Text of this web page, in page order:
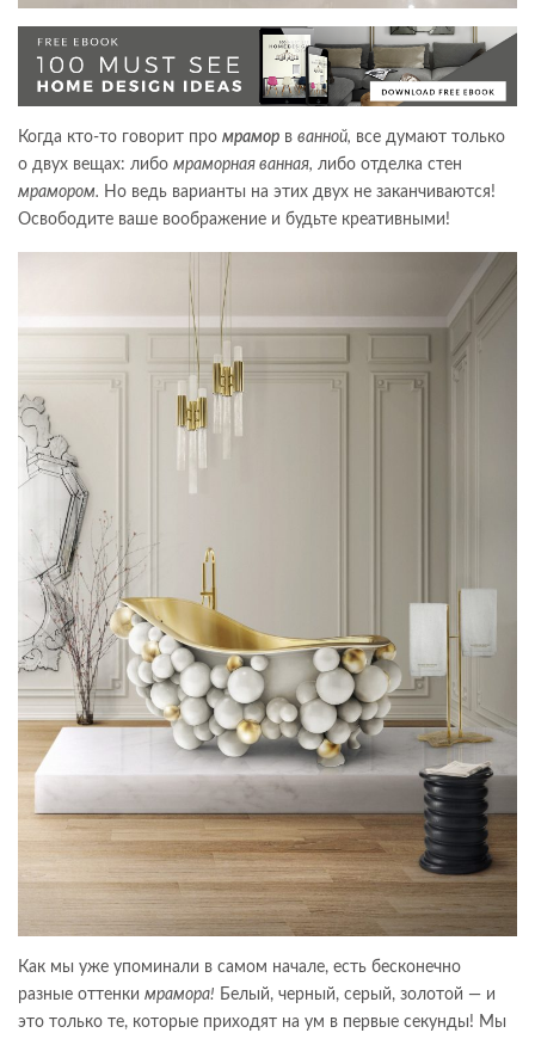
Когда кто-то говорит про мрамор в ванной, все думают только
о двух вещах: либо мраморная ванная, либо отделка стен
мрамором. Но ведь варианты на этих двух не заканчиваются!
Освободите ваше воображение и будьте креативными!
Как мы уже упоминали в самом начале, есть бесконечно
разные оттенки мрамора! Белый, черный, серый, золотой — и
это только те, которые приходят на ум в первые секунды! Мы